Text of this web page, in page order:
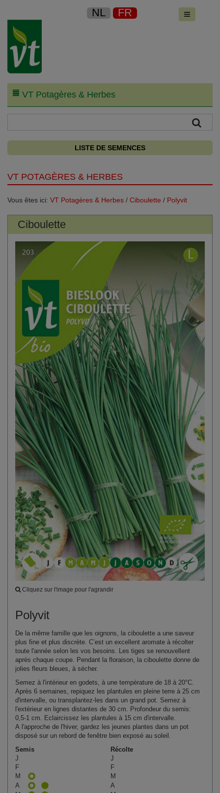
NL FR
VT Potagères & Herbes
LISTE DE SEMENCES
VT POTAGÈRES & HERBES
Vous êtes ici: VT Potagères & Herbes / Ciboulette / Polyvit
Ciboulette
Cliquez sur l'image pour l'agrandir
Polyvit
De la même famille que les oignons, la ciboulette a une saveur
plus fine et plus discrète. C’est un excellent aromate à récolter
toute l'année selon les vos besoins. Les tiges se renouvellent
après chaque coupe. Pendant la floraison, la ciboulette donne de
jolies fleurs bleues, à sécher.
Semez à l'intérieur en godets, à une température de 18 à 20°C.
Après 6 semaines, repiquez les plantules en pleine terre à 25 cm
d'intervalle, ou transplantez-les dans un grand pot. Semez à
l'extérieur en lignes distantes de 30 cm. Profondeur du semis:
0,5‑1 cm. Eclaircissez les plantules à 15 cm d'intervalle.
A l'approche de l'hiver, gardez les jeunes plantes dans un pot
disposé sur un rebord de fenêtre bien exposé au soleil.
Semis
Récolte
J
J
F
F
M
M
A
A